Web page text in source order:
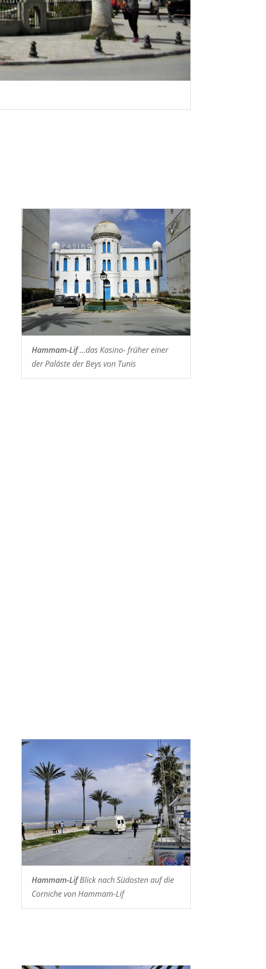
Hammam-Lif...das Kasino- früher einer
der Paläste der Beys von Tunis
Hammam-LifBlick nach Südosten auf die
Corniche von Hammam-Lif